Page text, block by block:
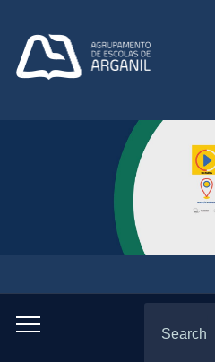
Toggle
for: